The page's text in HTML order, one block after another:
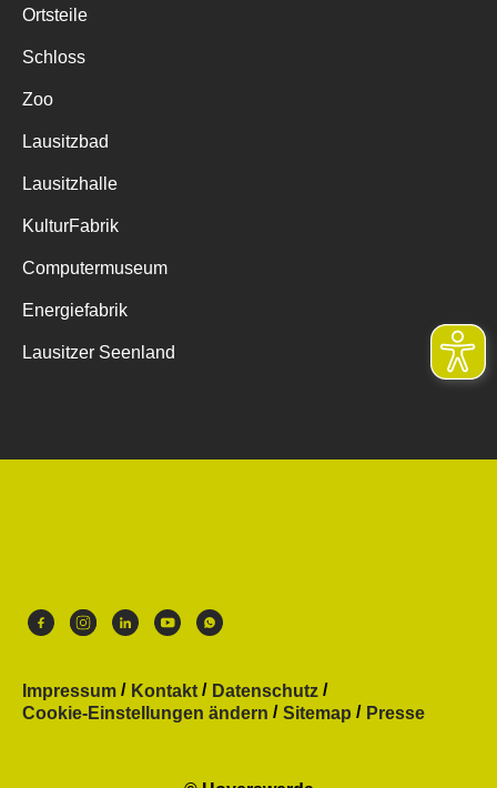
Ortsteile
Schloss
Zoo
Lausitzbad
Lausitzhalle
KulturFabrik
Computermuseum
Energiefabrik
Lausitzer Seenland
Impressum Kontakt
Datenschutz
Cookie-Einstellungen ändern
Sitemap Presse